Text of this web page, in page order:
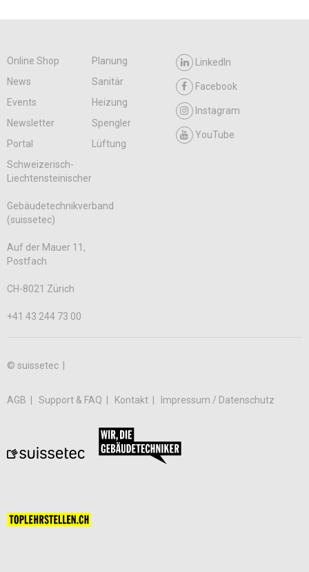
Online Shop
Planung
News
Sanitär
Events
Heizung
Newsletter
Spengler
Portal
Lüftung
LinkedIn
Facebook
Instagram
YouTube
Schweizerisch-
Liechtensteinischer
Gebäudetechnikverband
(suissetec)
Auf der Mauer 11,
Postfach
CH-8021 Zürich
+41 43 244 73 00
© suissetec |
AGB Support & FAQ Kontakt Impressum / Datenschutz